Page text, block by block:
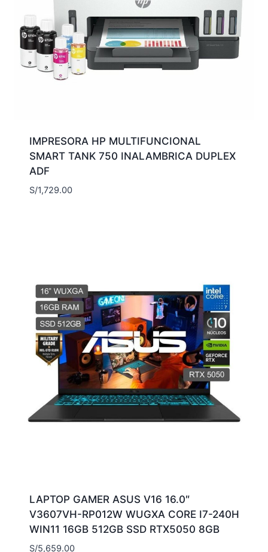
IMPRESORA HP MULTIFUNCIONAL
SMART TANK 750 INALAMBRICA DUPLEX
ADF
S/1,729.00
LAPTOP GAMER ASUS V16 16.0″
V3607VH-RP012W WUGXA CORE I7-240H
WIN11 16GB 512GB SSD RTX5050 8GB
S/5,659.00